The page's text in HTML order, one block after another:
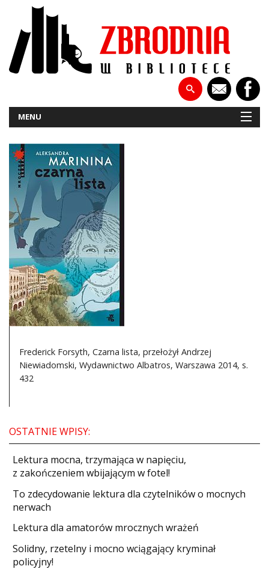
MENU
NOWOŚCI
PATRONATY
WYWIADY
RECENZJE
DO CZYTANIA
NA EKRANIE
KONTAKT
Frederick Forsyth, Czarna lista, przełożył Andrzej
Niewiadomski, Wydawnictwo Albatros, Warszawa 2014, s.
432
OSTATNIE WPISY:
​Lektura mocna, trzymająca w napięciu,
z zakończeniem wbijającym w fotel!
​To zdecydowanie lektura dla czytelników o mocnych
nerwach
Lektura dla amatorów mrocznych wrażeń
Solidny, rzetelny i mocno wciągający kryminał
policyjny!